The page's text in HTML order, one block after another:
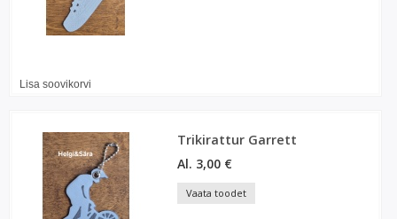
Lisa soovikorvi
Trikirattur Garrett
Al. 3,00 €
Vaata toodet